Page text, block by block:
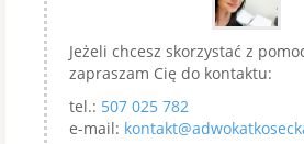
Jeżeli chcesz skorzystać z
zapraszam Cię do kontaktu:
tel.: 507 025 782
e-mail: